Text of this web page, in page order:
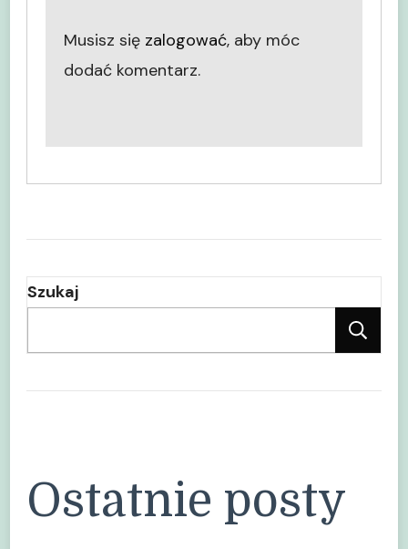
Musisz się zalogować, aby móc
dodać komentarz.
Szukaj
Ostatnie posty